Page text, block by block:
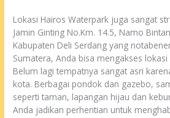
Lokasi Hairos Waterpark juga sangat
Jamin Ginting No.Km. 14.5, Namo
Kabupaten Deli Serdang yang
Sumatera, Anda bisa mengakses
Belum lagi tempatnya sangat asri
kota. Berbagai pondok dan gazebo,
seperti taman, lapangan hijau dan
Anda jadikan perhentian untuk